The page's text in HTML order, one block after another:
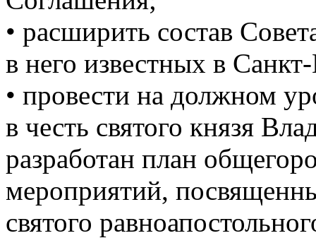
• расширить состав
в него известных в
• провести на должном
в честь святого князя
разработан план
мероприятий,
святого